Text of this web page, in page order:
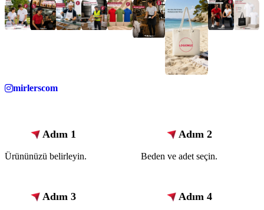
mirlerscom
Adım 1
Ürününüzü belirleyin.
Adım 2
Beden ve adet seçin.
Adım 3 Adım 4